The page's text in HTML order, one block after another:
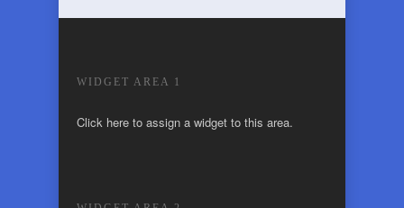
WIDGET AREA 1
Click here to assign a widget to this area.